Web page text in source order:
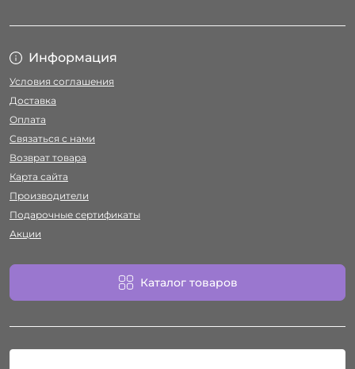
Информация
Условия соглашения
Доставка
Оплата
Связаться с нами
Возврат товара
Карта сайта
Производители
Подарочные сертификаты
Акции
Каталог товаров